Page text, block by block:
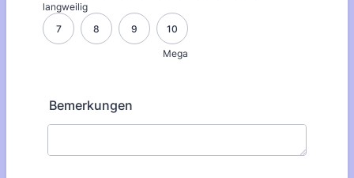
langweilig
7 8 9
Mega
10
Bemerkungen